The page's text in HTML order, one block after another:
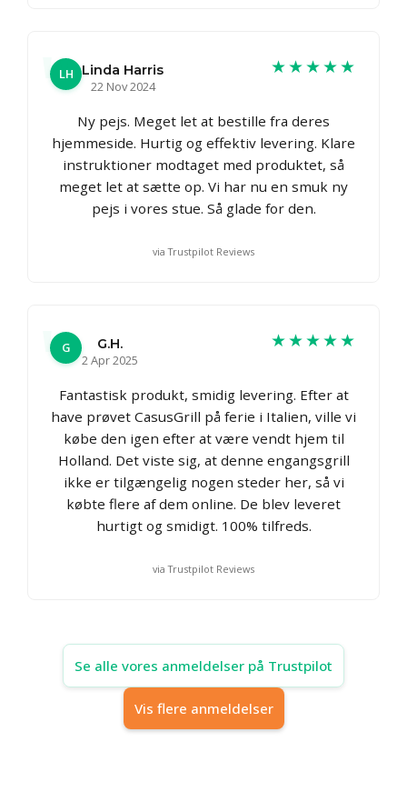
LH
Linda Harris
22 Nov 2024
★★★★★
Ny pejs. Meget let at bestille fra deres
hjemmeside. Hurtig og effektiv levering. Klare
instruktioner modtaget med produktet, så
meget let at sætte op. Vi har nu en smuk ny
pejs i vores stue. Så glade for den.
via Trustpilot Reviews
G
G.H.
2 Apr 2025
★★★★★
Fantastisk produkt, smidig levering. Efter at
have prøvet CasusGrill på ferie i Italien, ville vi
købe den igen efter at være vendt hjem til
Holland. Det viste sig, at denne engangsgrill
ikke er tilgængelig nogen steder her, så vi
købte flere af dem online. De blev leveret
hurtigt og smidigt. 100% tilfreds.
via Trustpilot Reviews
Se alle vores anmeldelser på Trustpilot
Vis flere anmeldelser